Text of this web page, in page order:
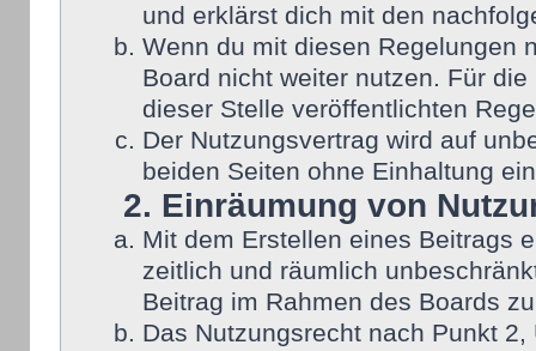
und erklärst dich mit den
Wenn du mit diesen Regelungen
Board nicht weiter nutzen. Für
dieser Stelle veröffentlichten
Der Nutzungsvertrag wird auf
beiden Seiten ohne Einhaltung
2. Einräumung von
Mit dem Erstellen eines Beitrags
zeitlich und räumlich
Beitrag im Rahmen des Boards
Das Nutzungsrecht nach Punkt